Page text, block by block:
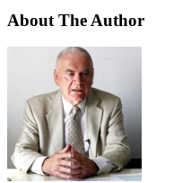
About The Author